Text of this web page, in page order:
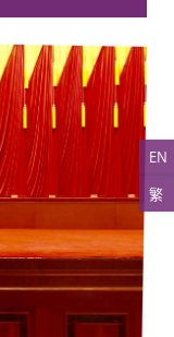
EN
繁